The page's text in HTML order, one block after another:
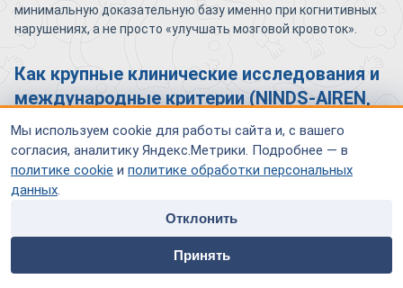
Мы используем cookie для работы сайта и, с вашего
согласия, аналитику Яндекс.Метрики. Подробнее — в
политике cookie и политике обработки персональных
данных.
Отклонить
Принять
home people
Специалисты
payment contacts
минимальную доказательную базу именно при когнитивных
нарушениях, а не просто «улучшать мозговой кровоток».
Как крупные клинические исследования и
международные критерии (NINDS-AIREN,
VASCOG) изменили стандарты терапии?
Критерии NINDS-AIREN (1993) и более поздние VASCOG (2014)
формализовали диагноз: должна быть установлена и
деменция, и её связь с цереброваскулярной болезнью. Это,
Параллельно проводились исследования препаратов,